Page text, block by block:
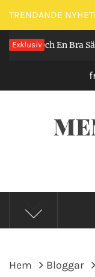
Hoppa
till
innehåll
TRENDANDE
Exklusiv
Säng Kan Göra
Hem Bloggar